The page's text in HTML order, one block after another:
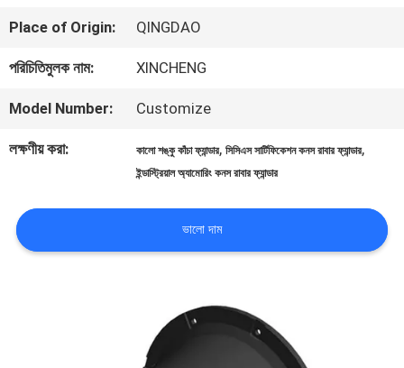
VR
প্রদর্শন
আমাদের
সম্পর্কে
Place of Origin: QINGDAO
পরিচিতিমুলক নাম: XINCHENG
Model Number: Customize
লক্ষণীয় করা: কালো শঙ্কু কাঁচা ফ্যান্ডার,সিসিএস সার্টিফিকেশন কনস রাবার ফ্যান্ডার,
ইন্ডাস্ট্রিয়াল অ্যামোরিং কনস রাবার ফ্যান্ডার
ভালো দাম